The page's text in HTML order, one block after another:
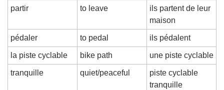
partir to leave
ils partent de leur
maison
pédaler to pedal ils pédalent
la piste cyclable bike path une piste cyclable
tranquille quiet/peaceful
piste cyclable
tranquille